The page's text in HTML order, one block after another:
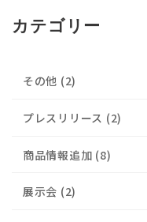
カテゴリー
その他 (2)
プレスリリース (2)
商品情報追加 (8)
展示会 (2)